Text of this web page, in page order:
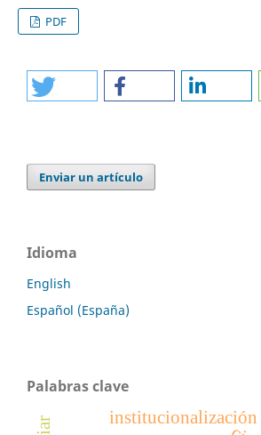
PDF
Enviar un artículo
Idioma
English
Español (España)
Palabras clave
institucionalización